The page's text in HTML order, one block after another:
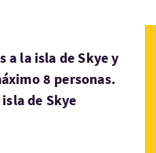
a la isla de Skye y
8 personas.
de Skye